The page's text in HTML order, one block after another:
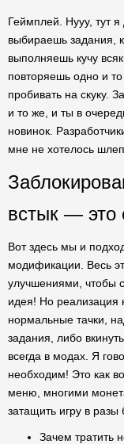
Геймплей. Нууу, тут
выбираешь задания,
выполняешь кучу
повторяешь одно и
пробивать на скуку.
и то же, и ты в
новинок.
мне не хотелось
встык — это
Вот здесь мы и
модификации. Весь
улучшениями, чтобы
идея! Но реализация
нормальные тачки,
задания, либо
всегда в модах. Я
необходим! Это как
меню, многими
затащить игру в разы
Зачем тратить